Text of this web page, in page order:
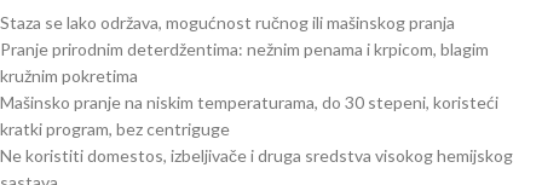
Staza se lako održava, mogućnost ručnog ili mašinskog pranja
Pranje prirodnim deterdžentima: nežnim penama i krpicom, blagim
kružnim pokretima
Mašinsko pranje na niskim temperaturama, do 30 stepeni, koristeći
kratki program, bez centriguge
Ne koristiti domestos, izbeljivače i druga sredstva visokog hemijskog